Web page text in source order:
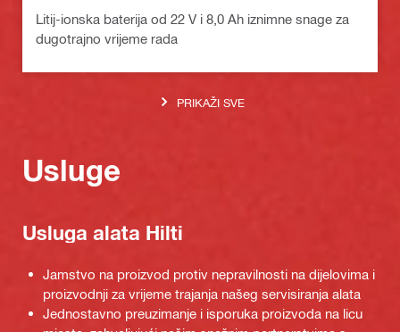
Litij-ionska baterija od 22 V i 8,0 Ah iznimne snage za
dugotrajno vrijeme rada
PRIKAŽI SVE
Usluge
Usluga alata Hilti
Jamstvo na proizvod protiv nepravilnosti na dijelovima i
proizvodnji za vrijeme trajanja našeg servisiranja alata
Jednostavno preuzimanje i isporuka proizvoda na licu